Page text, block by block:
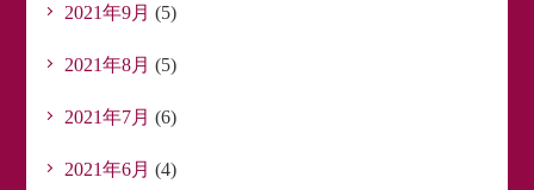
2021年9月 (5)
2021年8月 (5)
2021年7月 (6)
2021年6月 (4)